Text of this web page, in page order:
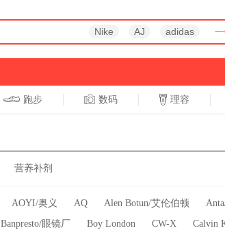
Nike AJ adidas
跑步 数码 理容
营养补剂
AOYI/奥义 AQ Alen Botun/艾伦伯顿
Banpresto/眼镜厂 Boy London CW-X Calvin